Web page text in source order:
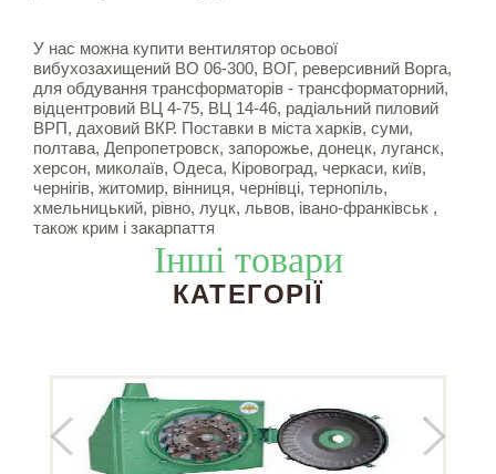
У нас можна купити вентилятор осьової
вибухозахищений ВО 06-300, ВОГ, реверсивний Ворга,
для обдування трансформаторів - трансформаторний,
відцентровий ВЦ 4-75, ВЦ 14-46, радіальний пиловий
ВРП, даховий ВКР. Поставки в міста харків, суми,
полтава, Депропетровск, запорожье, донецк, луганск,
херсон, миколаїв, Одеса, Кіровоград, черкаси, київ,
чернігів, житомир, вінниця, чернівці, тернопіль,
хмельницький, рівно, луцк, львов, івано-франківськ ,
також крим і закарпаття
Інші товари
КАТЕГОРІЇ